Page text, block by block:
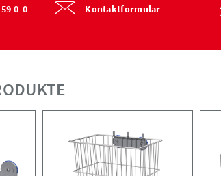
0-0 Kontaktformular